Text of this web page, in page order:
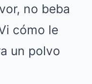
no beba
cómo le
un polvo